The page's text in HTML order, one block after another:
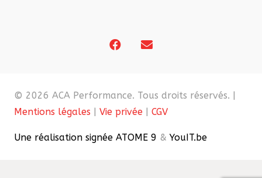
© 2026 ACA Performance. Tous droits réservés. |
Mentions légales | Vie privée | CGV
Une réalisation signée ATOME 9 & YouIT.be